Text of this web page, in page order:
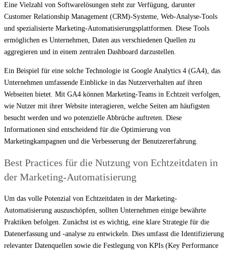
Eine Vielzahl von Softwarelösungen steht zur Verfügung, darunter
Customer Relationship Management (CRM)-Systeme, Web-Analyse-Tools
und spezialisierte Marketing-Automatisierungsplattformen. Diese Tools
ermöglichen es Unternehmen, Daten aus verschiedenen Quellen zu
aggregieren und in einem zentralen Dashboard darzustellen.
Ein Beispiel für eine solche Technologie ist Google Analytics 4 (GA4), das
Unternehmen umfassende Einblicke in das Nutzerverhalten auf ihren
Webseiten bietet. Mit GA4 können Marketing-Teams in Echtzeit verfolgen,
wie Nutzer mit ihrer Website interagieren, welche Seiten am häufigsten
besucht werden und wo potenzielle Abbrüche auftreten. Diese
Informationen sind entscheidend für die Optimierung von
Marketingkampagnen und die Verbesserung der Benutzererfahrung.
Best Practices für die Nutzung von Echtzeitdaten in
der Marketing-Automatisierung
Um das volle Potenzial von Echtzeitdaten in der Marketing-
Automatisierung auszuschöpfen, sollten Unternehmen einige bewährte
Praktiken befolgen. Zunächst ist es wichtig, eine klare Strategie für die
Datenerfassung und -analyse zu entwickeln. Dies umfasst die Identifizierung
relevanter Datenquellen sowie die Festlegung von KPIs (Key Performance